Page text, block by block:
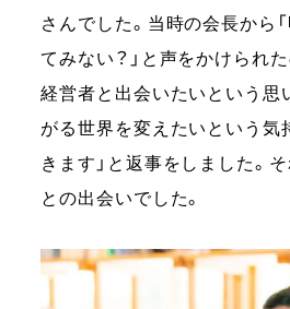
さんでした。当時の会長から
てみない？」と声をかけられた
経営者と出会いたいという思
がる世界を変えたいという気
きます」と返事をしました。
との出会いでした。